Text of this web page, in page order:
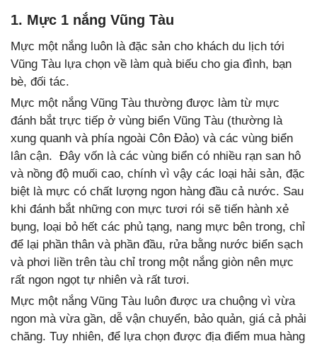
1. Mực 1 nắng Vũng Tàu
Mực một nắng luôn là đặc sản cho khách du lịch tới
Vũng Tàu lựa chọn về làm quà biếu cho gia đình, bạn
bè, đối tác.
Mực một nắng Vũng Tàu thường được làm từ mực
đánh bắt trực tiếp ở vùng biển Vũng Tàu (thường là
xung quanh và phía ngoài Côn Đảo) và các vùng biển
lân cận. Đây vốn là các vùng biển có nhiều rạn san hô
và nồng độ muối cao, chính vì vậy các loại hải sản, đặc
biệt là mực có chất lượng ngon hàng đầu cả nước. Sau
khi đánh bắt những con mực tươi rói sẽ tiến hành xẻ
bụng, loại bỏ hết các phủ tạng, nang mực bên trong, chỉ
để lại phần thân và phần đầu, rửa bằng nước biển sạch
và phơi liền trên tàu chỉ trong một nắng giòn nên mực
rất ngon ngọt tự nhiên và rất tươi.
Mực một nắng Vũng Tàu luôn được ưa chuộng vì vừa
ngon mà vừa gần, dễ vận chuyển, bảo quản, giá cả phải
chăng. Tuy nhiên, để lựa chọn được địa điểm mua hàng